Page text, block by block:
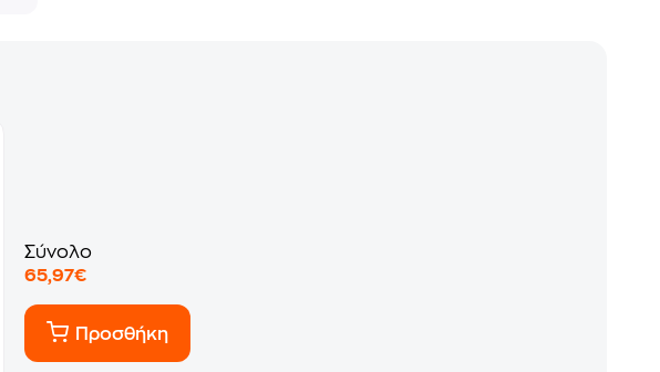
Σύνολο
65,97€
Προσθήκη